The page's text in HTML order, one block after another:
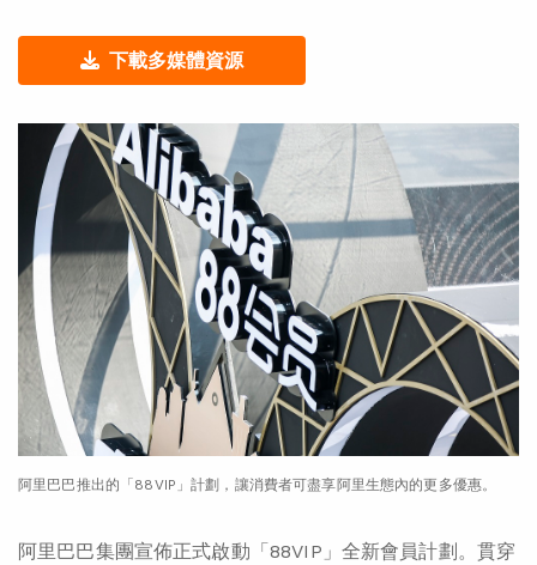
下載多媒體資源
阿里巴巴推出的「88VIP」計劃，讓消費者可盡享阿里生態內的更多優惠。
阿里巴巴集團宣佈正式啟動「88VIP」全新會員計劃。貫穿